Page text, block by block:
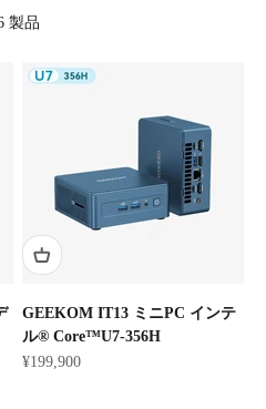
製品
GEEKOM IT13 ミニPC インテ
ル® Core™U7-356H
セール価格
¥199,900